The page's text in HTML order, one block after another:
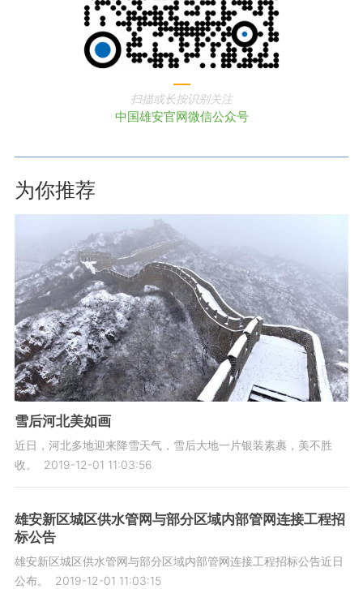
扫描或长按识别关注
中国雄安官网微信公众号
为你推荐
雪后河北美如画
近日，河北多地迎来降雪天气，雪后大地一片银装素裹，美不胜
收。
2019-12-01 11:03:56
雄安新区城区供水管网与部分区域内部管网连接工程招
标公告
雄安新区城区供水管网与部分区域内部管网连接工程招标公告近日
公布。
2019-12-01 11:03:15